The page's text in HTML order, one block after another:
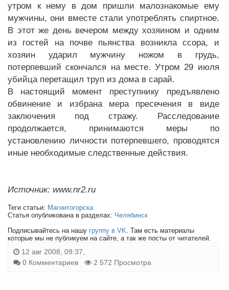
утром к нему в дом пришли малознакомые ему
мужчины, они вместе стали употреблять спиртное.
В этот же день вечером между хозяином и одним
из гостей на почве пьянства возникла ссора, и
хозяин ударил мужчину ножом в грудь,
потерпевший скончался на месте. Утром 29 июля
убийца перетащил труп из дома в сарай.
В настоящий момент преступнику предъявлено
обвинение и избрана мера пресечения в виде
заключения под стражу. Расследование
продолжается, принимаются меры по
установлению личности потерпевшего, проводятся
иные необходимые следственные действия.
Источник: www.nr2.ru
Теги статьи: Магнитогорска
Статья опубликована в разделах: Челябинск
Подписывайтесь на нашу группу в VK. Там есть материалы
которые мы не публикуем на сайте, а так же посты от читателей.
12 авг 2008, 09:37,
0 Комментариев
2 572 Просмотра